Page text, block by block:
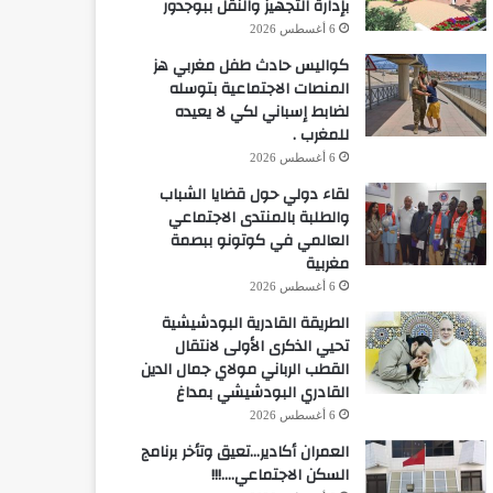
بإدارة التجهيز والنقل ببوجدور
6 أغسطس 2026
كواليس حادث طفل مغربي هز
المنصات الاجتماعية بتوسله
لضابط إسباني لكي لا يعيده
للمغرب .
6 أغسطس 2026
لقاء دولي حول قضايا الشباب
والطلبة بالمنتدى الاجتماعي
العالمي في كوتونو ببصمة
مغربية
6 أغسطس 2026
الطريقة القادرية البودشيشية
تحيي الذكرى الأولى لانتقال
القطب الرباني مولاي جمال الدين
القادري البودشيشي بمداغ
6 أغسطس 2026
العمران أكادير…تعيق وتأخر برنامج
السكن الاجتماعي….!!!